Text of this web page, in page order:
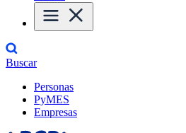
Buscar
Personas
PyMES
Empresas